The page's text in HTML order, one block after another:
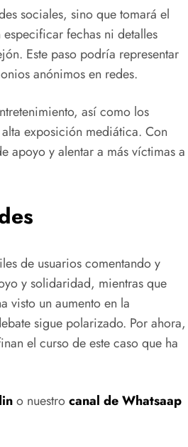
sociales, sino que tomará el
fechas ni detalles
Este paso podría representar
anónimos en redes.
así como los
exposición mediática. Con
apoyo y alentar a más víctimas a
de usuarios comentando y
y solidaridad, mientras que
visto un aumento en la
sigue polarizado. Por ahora,
el curso de este caso que ha
o nuestrocanal de Whatsaap